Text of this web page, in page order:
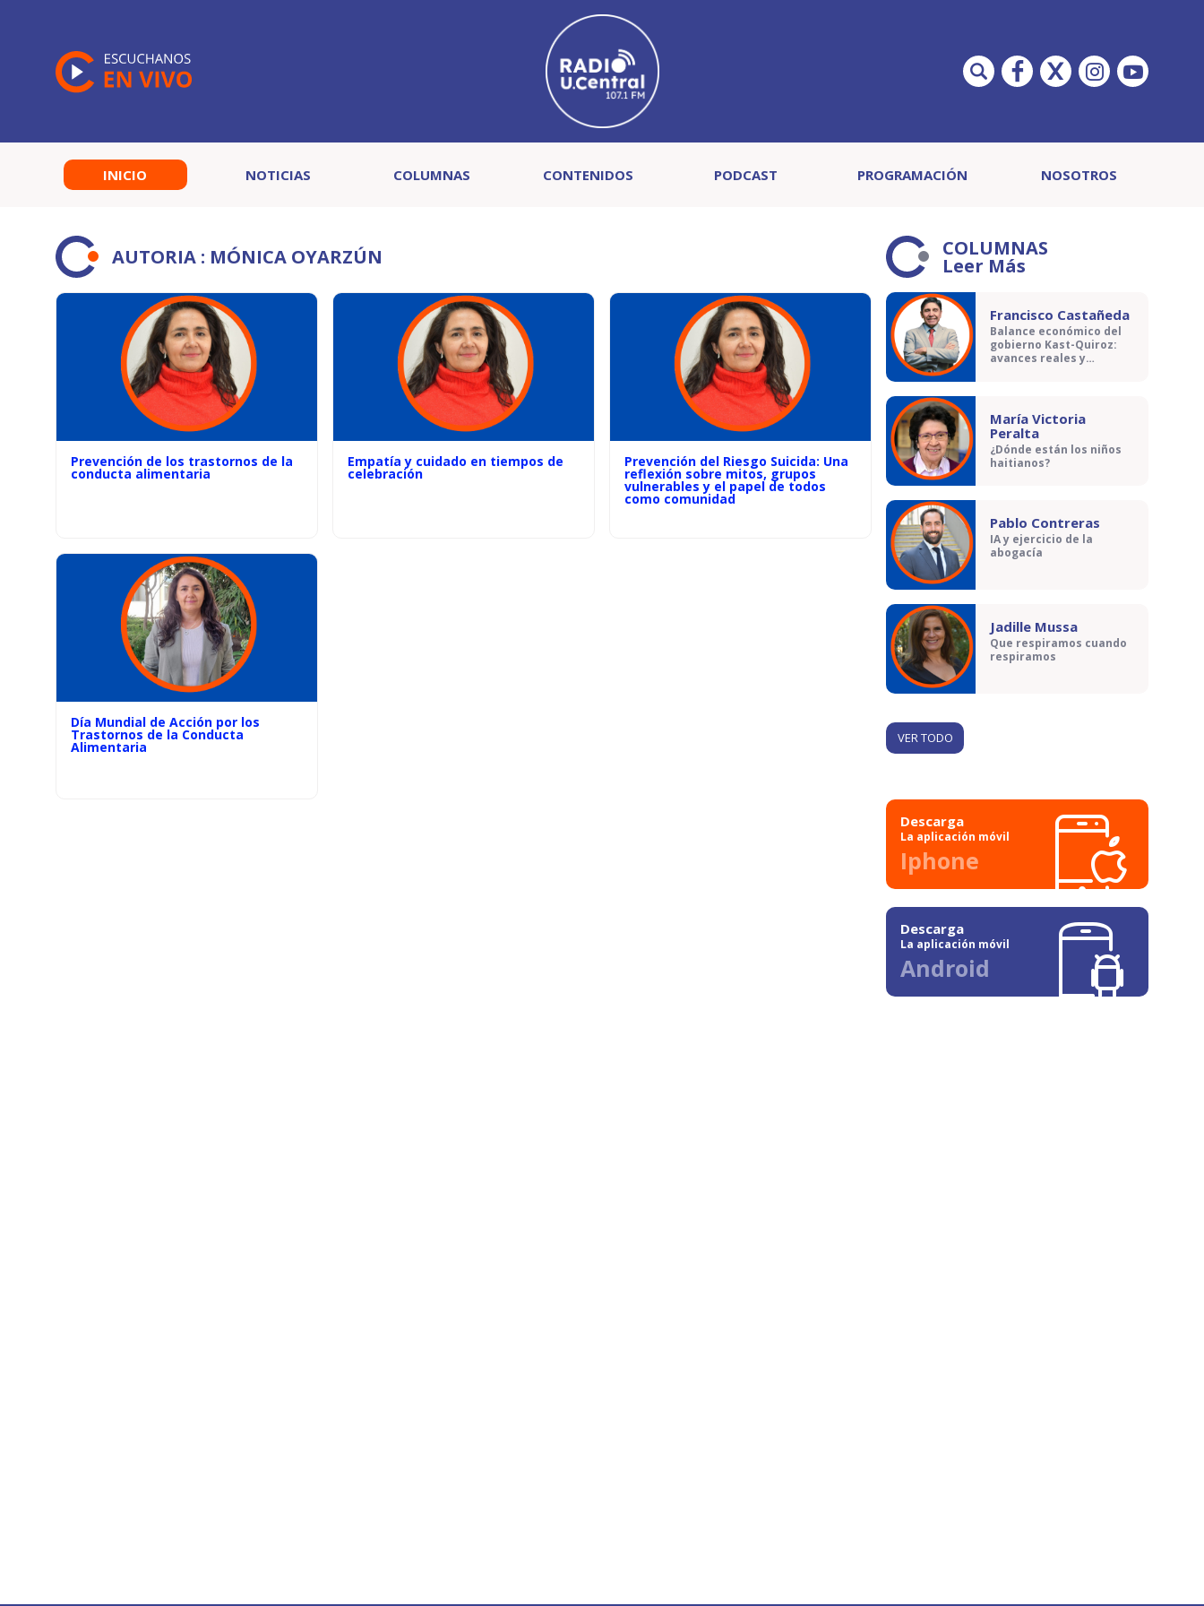
INICIO NOTICIAS COLUMNAS CONTENIDOS PODCAST PROGRAMACIÓN NOSOTROS
AUTORIA : MÓNICA OYARZÚN
Prevención de los trastornos de la
conducta alimentaria
Empatía y cuidado en tiempos de
celebración
Prevención del Riesgo Suicida: Una
reflexión sobre mitos, grupos
vulnerables y el papel de todos
como comunidad
Día Mundial de Acción por los
Trastornos de la Conducta
Alimentaria
COLUMNAS
Leer Más
Francisco Castañeda
Balance económico del
gobierno Kast-Quiroz:
avances reales y
María Victoria
Peralta
¿Dónde están los niños
haitianos?
Pablo Contreras
IA y ejercicio de la
abogacía
Jadille Mussa
Que respiramos cuando
respiramos
VER TODO
Descarga
La aplicación móvil
Iphone
Descarga
La aplicación móvil
Android